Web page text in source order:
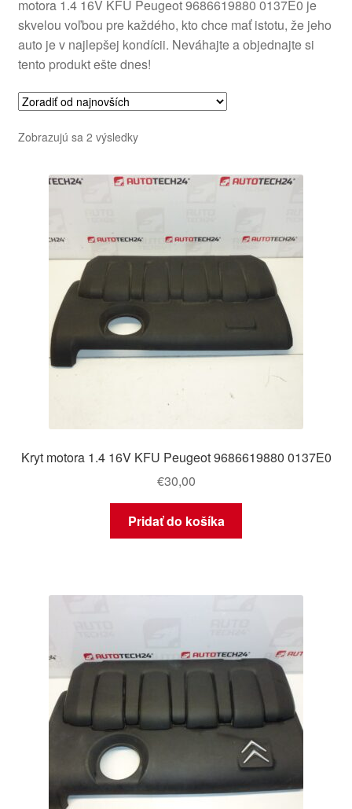
motora 1.4 16V KFU Peugeot 9686619880 0137E0 je
skvelou voľbou pre každého, kto chce mať istotu, že jeho
auto je v najlepšej kondícii. Neváhajte a objednajte si
tento produkt ešte dnes!
Zobrazujú sa 2 výsledkyZoradené
najnovších
Kryt motora 1.4 16V KFU Peugeot 9686619880 0137E0
€30,00
Pridať do košíka